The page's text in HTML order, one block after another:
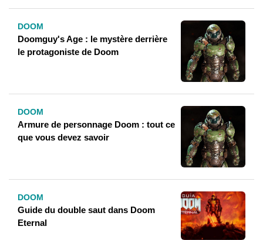
DOOM
Doomguy's Age : le mystère derrière
le protagoniste de Doom
DOOM
Armure de personnage Doom : tout ce
que vous devez savoir
DOOM
Guide du double saut dans Doom
Eternal